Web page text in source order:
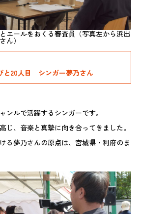
エールをおくる審査員（写真左から浜出
ん）
と20人目 シンガー夢乃さん
ンルで活躍するシンガーです。
じ、音楽と真摯に向き合ってきました。
る夢乃さんの原点は、宮城県・利府のま